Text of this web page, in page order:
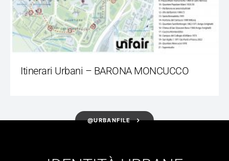
Itinerari Urbani – BARONA MONCUCCO
@URBANFILE